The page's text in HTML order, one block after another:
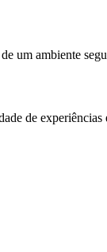
um ambiente
de experiências